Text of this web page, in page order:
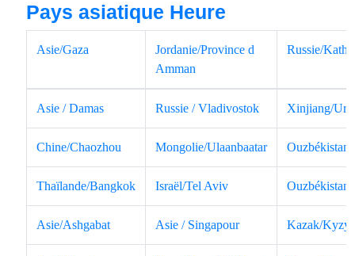
Pays asiatique Heure
Asie/Gaza
Jordanie/Province d
Amman
Russie/
Asie / Damas Russie / Vladivostok Xinjiang/
Chine/Chaozhou Mongolie/Ulaanbaatar
Thaïlande/Bangkok Israël/Tel Aviv
Asie/Ashgabat Asie / Singapour Kazak/